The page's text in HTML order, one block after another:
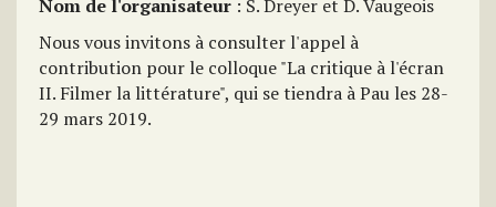
Nom de l'organisateur : S. Dreyer et D. Vaugeois
Nous vous invitons à consulter l'appel à
contribution pour le colloque "La critique à l'écran
II. Filmer la littérature", qui se tiendra à Pau les 28-
29 mars 2019.